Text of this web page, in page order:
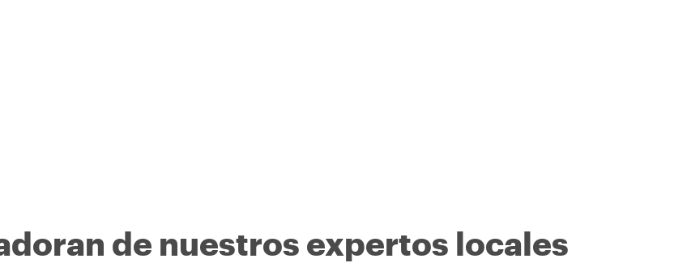
de nuestros expertos locales